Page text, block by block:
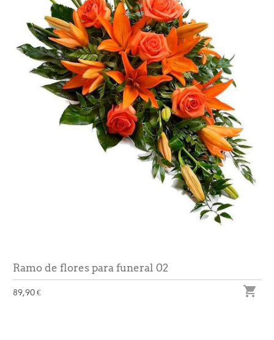
Ramo de flores para funeral 02
89,90 € 